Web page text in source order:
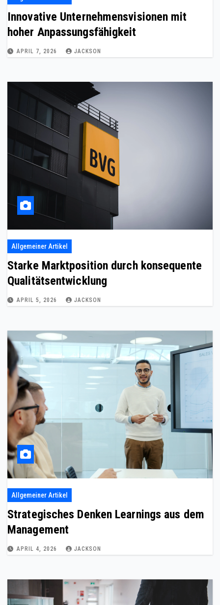
Innovative Unternehmensvisionen mit
hoher Anpassungsfähigkeit
APRIL 7, 2026 JACKSON
Allgemeiner Artikel
Starke Marktposition durch konsequente
Qualitätsentwicklung
APRIL 5, 2026 JACKSON
Allgemeiner Artikel
Strategisches Denken Learnings aus dem
Management
APRIL 4, 2026 JACKSON